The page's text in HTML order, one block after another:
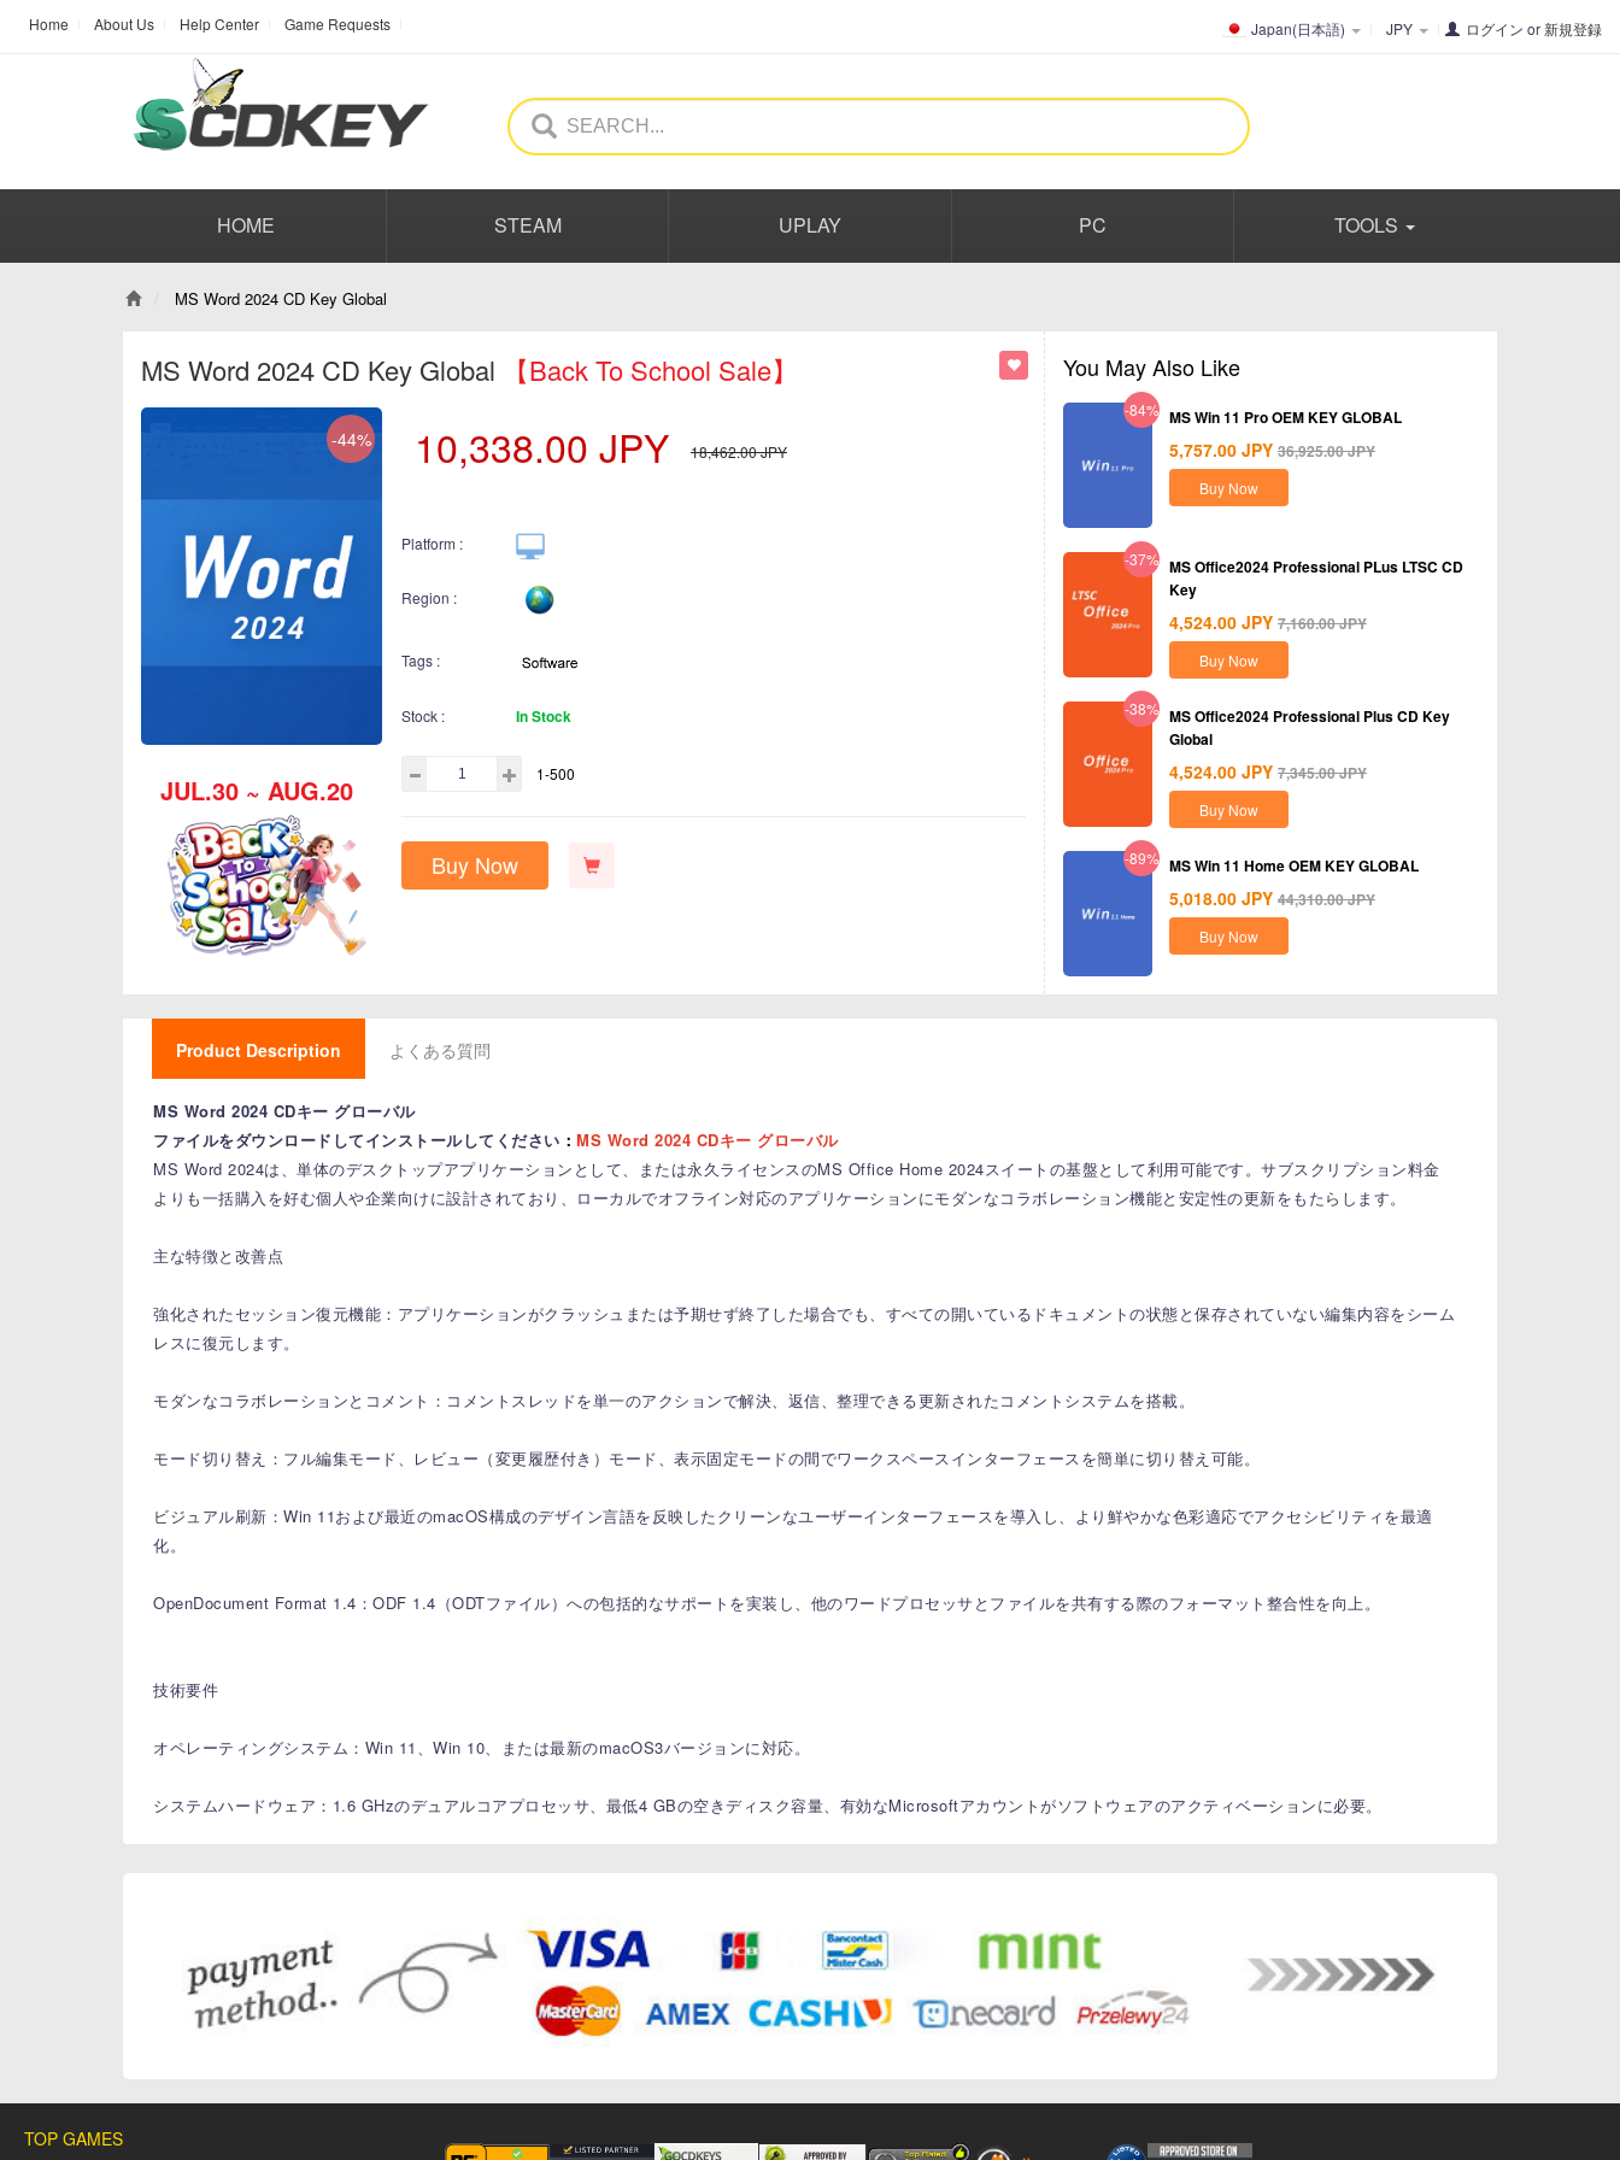
Home About Us Help Center Game Requests Japan(日本語) JPY ログイン or 新規登録
HOME STEAM UPLAY PC TOOLS
MS Word 2024 CD Key Global
MS Word 2024 CD Key Global 【Back To School Sale】
-44%
JUL.30 ~ AUG.20
10,338.00 JPY 18,462.00JPY
Platform :
Region :
Tags :
Stock : In Stock
1-500
Buy Now
You May Also Like
-84% MS Win 11 Pro OEM KEY GLOBAL
5,757.00 JPY 36,925.00JPY
Buy Now
-37% MS Office2024 Professional PLus LTSC CD
Key
4,524.00 JPY 7,160.00JPY
Buy Now
-38% MS Office2024 Professional Plus CD Key
Global
4,524.00 JPY 7,345.00JPY
Buy Now
-89% MS Win 11 Home OEM KEY GLOBAL
5,018.00 JPY 44,310.00JPY
Buy Now
Product Description よくある質問
MS Word 2024 CDキー グローバル
ファイルをダウンロードしてインストールしてください ： MS Word 2024 CDキー グローバル
MS Word 2024は、単体のデスクトップアプリケーションとして、または永久ライセンスのMS Office Home 2024スイートの基盤として利用可能です。サブスクリプション料金
よりも一括購入を好む個人や企業向けに設計されており、ローカルでオフライン対応のアプリケーションにモダンなコラボレーション機能と安定性の更新をもたらします。
主な特徴と改善点
強化されたセッション復元機能：アプリケーションがクラッシュまたは予期せず終了した場合でも、すべての開いているドキュメントの状態と保存されていない編集内容をシーム
レスに復元します。
モダンなコラボレーションとコメント：コメントスレッドを単一のアクションで解決、返信、整理できる更新されたコメントシステムを搭載。
モード切り替え：フル編集モード、レビュー（変更履歴付き）モード、表示固定モードの間でワークスペースインターフェースを簡単に切り替え可能。
ビジュアル刷新：Win 11および最近のmacOS構成のデザイン言語を反映したクリーンなユーザーインターフェースを導入し、より鮮やかな色彩適応でアクセシビリティを最適
化。
OpenDocument Format 1.4：ODF 1.4（ODTファイル）への包括的なサポートを実装し、他のワードプロセッサとファイルを共有する際のフォーマット整合性を向上。
技術要件
オペレーティングシステム：Win 11、Win 10、または最新のmacOS3バージョンに対応。
システムハードウェア：1.6 GHzのデュアルコアプロセッサ、最低4 GBの空きディスク容量、有効なMicrosoftアカウントがソフトウェアのアクティベーションに必要。
TOP GAMES